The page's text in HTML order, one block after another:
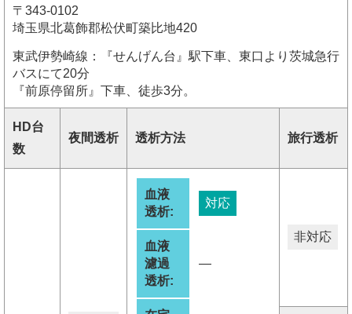
〒343-0102
埼玉県北葛飾郡松伏町築比地420
東武伊勢崎線：『せんげん台』駅下車、東口より茨城急行
バスにて20分
『前原停留所』下車、徒歩3分。
HD台
数
夜間透析 透析方法 旅行透析
血液
透析:
対応
血液
濾過
透析:
―
非対応